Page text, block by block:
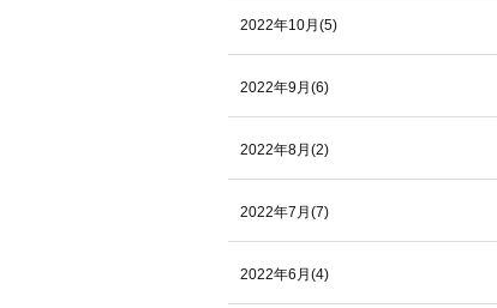
2022年10月(5)
2022年9月(6)
2022年8月(2)
2022年7月(7)
2022年6月(4)